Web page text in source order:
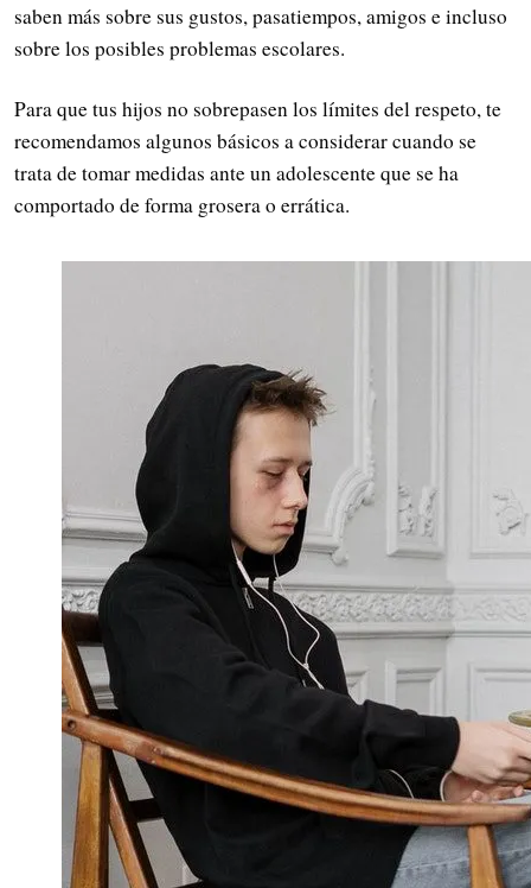
saben más sobre sus gustos, pasatiempos, amigos e incluso
sobre los posibles problemas escolares.
Para que tus hijos no sobrepasen los límites del respeto, te
recomendamos algunos básicos a considerar cuando se
trata de tomar medidas ante un adolescente que se ha
comportado de forma grosera o errática.